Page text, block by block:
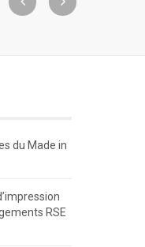
du Made in
RSE